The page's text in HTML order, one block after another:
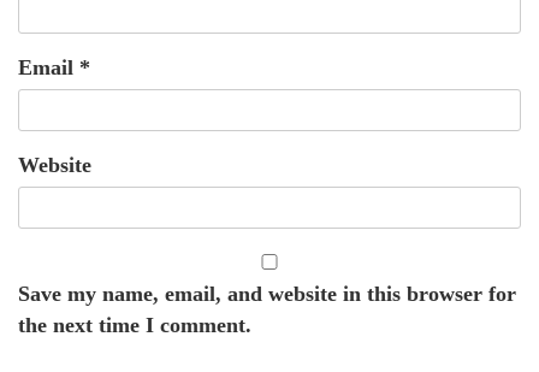
Email *
Website
Save my name, email, and website in this browser for
the next time I comment.